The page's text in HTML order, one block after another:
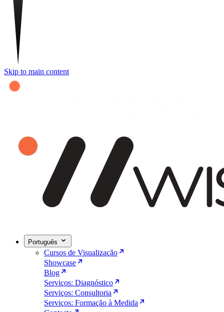
Skip to main content
Português
Cursos de Visualização
Showcase
Blog
Serviços: Diagnóstico
Serviços: Consultoria
Serviços: Formação à Medida